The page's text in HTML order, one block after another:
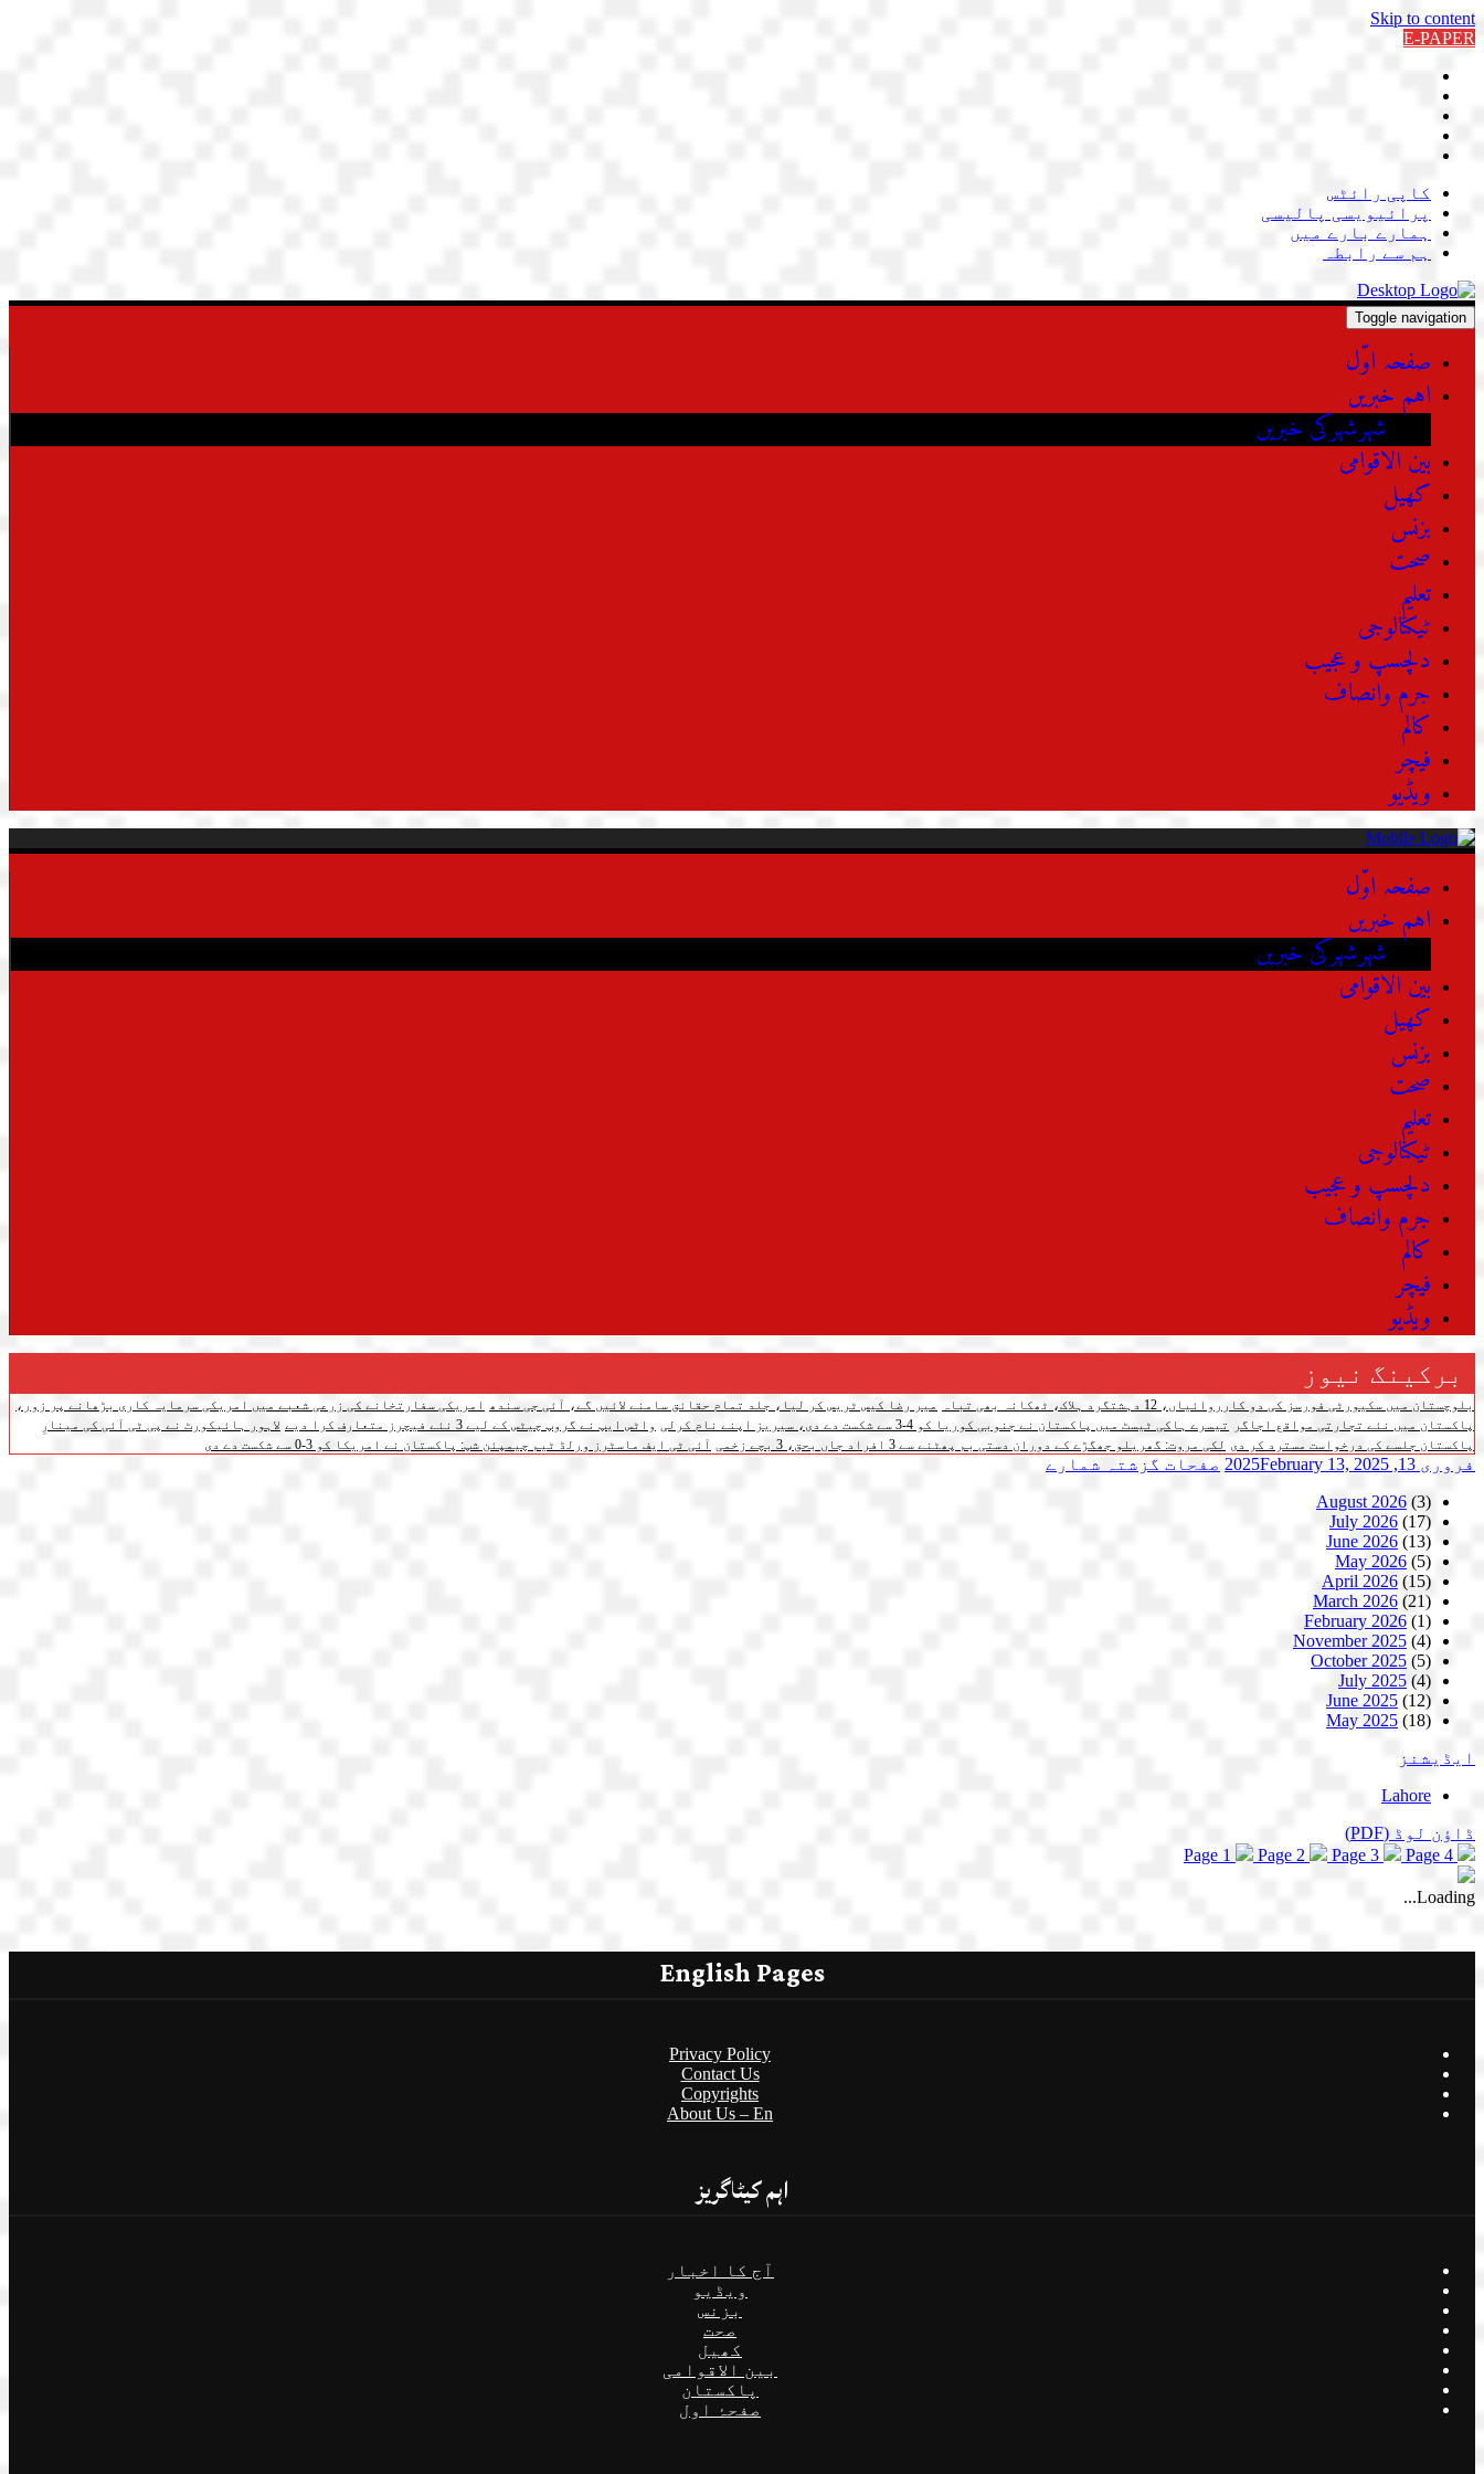
Skip to content
E-PAPER
کاپی رائٹس
پرائیویسی پالیسی
ہمارے بارے میں
ہم سے رابطہ
Toggle navigation
صفحہ اوّل
اہم خبریں
شہرشہرکی خبریں
بین الاقوامی
کھیل
بزنس
صحت
تعلیم
ٹیکنالوجی
دلچسپ و عجیب
جرم وانصاف
کالم
فیچر
ویڈیو
صفحہ اوّل
اہم خبریں
شہرشہرکی خبریں
بین الاقوامی
کھیل
بزنس
صحت
تعلیم
ٹیکنالوجی
دلچسپ و عجیب
جرم وانصاف
کالم
فیچر
ویڈیو
برکینگ نیوز
بلوچستان میں سکیورٹی فورسز کی دو کارروائیاں، 12 دہشتگرد ہلاک، ٹھکانہ بھی تباہ میر رضا کیس ٹریس کر لیا، جلد تمام حقائق سامنے لائیں گے، آئی جی سندھ امریکی سفارتخانے کی زرعی شعبے میں امریکی سرمایہ کاری بڑھانے پر زور،
پاکستان میں نئے تجارتی مواقع اجاگر
تیسرے ہاکی ٹیسٹ میں پاکستان نے جنوبی کوریا کو 4-3 سے شکست دے دی، سیریز اپنے نام کرلی واٹس ایپ نے گروپ چیٹس کے لیے 3 نئے فیچرز متعارف کرا دیے
لاہور ہائیکورٹ نے پی ٹی آئی کی مینارِ
پاکستان جلسے کی درخواست مسترد کر دی لکی مروت: گھریلو جھگڑے کے دوران دستی بم پھٹنے سے 3 افراد جاں بحق، 3 بچے زخمی آئی ٹی ایف ماسٹرز ورلڈ ٹیم چیمپئن شپ: پاکستان نے امریکا کو 3-0 سے شکست دے دی
فروری 13, 2025 February 13, 2025 صفحات گزشتہ شمارے
August 2026 (3)
July 2026 (17)
June 2026 (13)
May 2026 (5)
April 2026 (15)
March 2026 (21)
February 2026 (1)
November 2025 (4)
October 2025 (5)
July 2025 (4)
June 2025 (12)
May 2025 (18)
ایڈیشنز
Lahore
ڈاؤن لوڈ (PDF)
Page 1
Page 2 Page 3 Page 4
Loading...
English Pages
Privacy Policy
Contact Us
Copyrights
About Us – En
اہم کیٹاگریز
آج کا اخبار
ویڈیو
بزنس
صحت
کھیل
بین الاقوامی
پاکستان
صفحۂ اول